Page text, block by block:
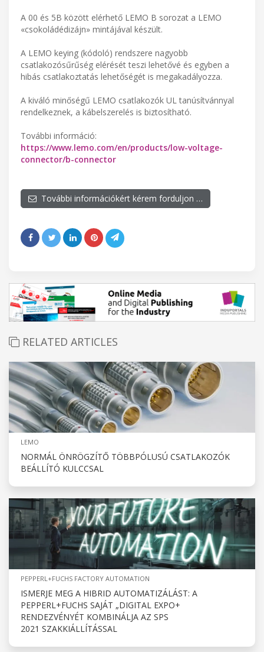
A 00 és 5B között elérhető LEMO B sorozat a LEMO
«csokoládédizájn» mintájával készült.
A LEMO keying (kódoló) rendszere nagyobb
csatlakozósűrűség elérését teszi lehetővé és egyben a
hibás csatlakoztatás lehetőségét is megakadályozza.
A kiváló minőségű LEMO csatlakozók UL tanúsítvánnyal
rendelkeznek, a kábelszerelés is biztosítható.
További információ:
https://www.lemo.com/en/products/low-voltage-
connector/b-connector
További információkért kérem forduljon …
RELATED ARTICLES
LEMO
NORMÁL ÖNRÖGZÍTŐ TÖBBPÓLUSÚ CSATLAKOZÓK
BEÁLLÍTÓ KULCCSAL
PEPPERL+FUCHS FACTORY AUTOMATION
ISMERJE MEG A HIBRID AUTOMATIZÁLÁST: A
PEPPERL+FUCHS SAJÁT „DIGITAL EXPO+
RENDEZVÉNYÉT KOMBINÁLJA AZ SPS
2021 SZAKKIÁLLÍTÁSSAL